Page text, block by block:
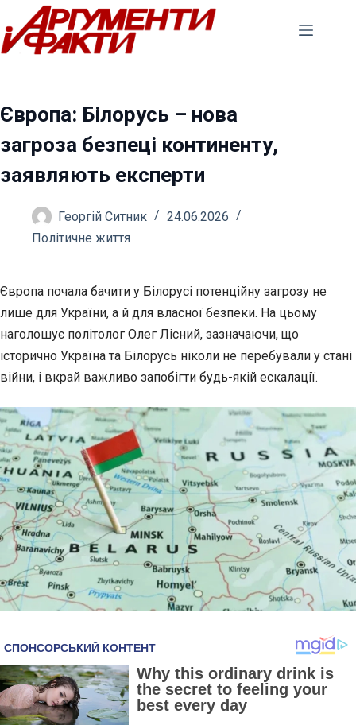
Перейти
до
вмісту
Європа: Білорусь – нова
загроза безпеці континенту,
заявляють експерти
Георгій Ситник
24.06.2026
Політичне життя
Європа почала бачити у Білорусі потенційну загрозу не
лише для України, а й для власної безпеки. На цьому
наголошує політолог Олег Лісний, зазначаючи, що
історично Україна та Білорусь ніколи не перебували у стані
війни, і вкрай важливо запобігти будь-якій ескалації.